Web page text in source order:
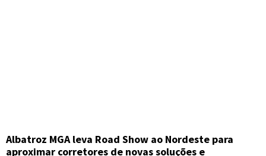
Albatroz MGA leva Road Show ao Nordeste para
aproximar corretores de novas soluções e